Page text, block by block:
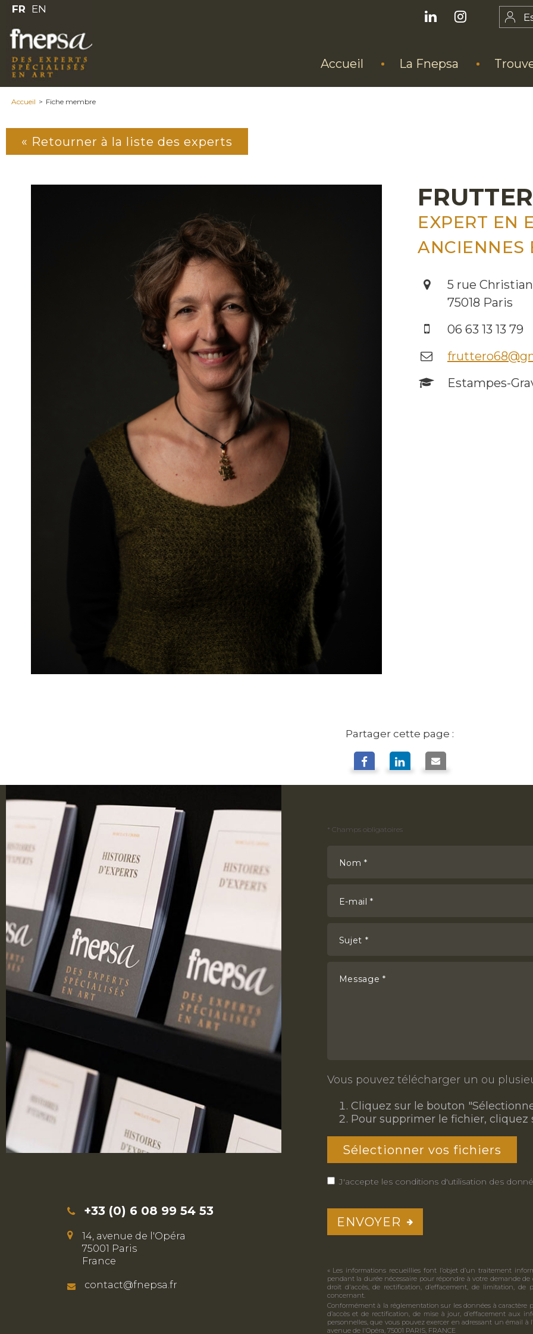
FR EN
Accueil La Fnepsa
Accueil > Fiche membre
« Retourner à la liste des experts
EXPERT EN
ANCIENNES
5 rue
75018 Paris
06 63 13 13 79
Estampes-
Partager cette page :
+33 (0) 6 08 99 54 53
14, avenue de l'Opéra
75001 Paris
France
contact@fnepsa.fr
* Champs obligatoires
Nom *
E-mail *
Sujet *
Message *
Vous pouvez télécharger un ou
Cliquez sur le bouton
Pour supprimer le fichier, cliquez
Sélectionner vos fichiers
J'accepte les conditions d'utilisation des
ENVOYER
« Les informations recueillies font l’objet d’un traitement
pendant la durée nécessaire pour répondre à votre demande
droit d'accès, de rectification, d’effacement, de limitation,
concernant.
Conformément à la réglementation sur les données à caractère
d’accès et de rectification, de mise à jour, d’effacement aux
personnelles, que vous pouvez exercer en adressant un émail à
avenue de l'Opéra, 75001 PARIS, FRANCE